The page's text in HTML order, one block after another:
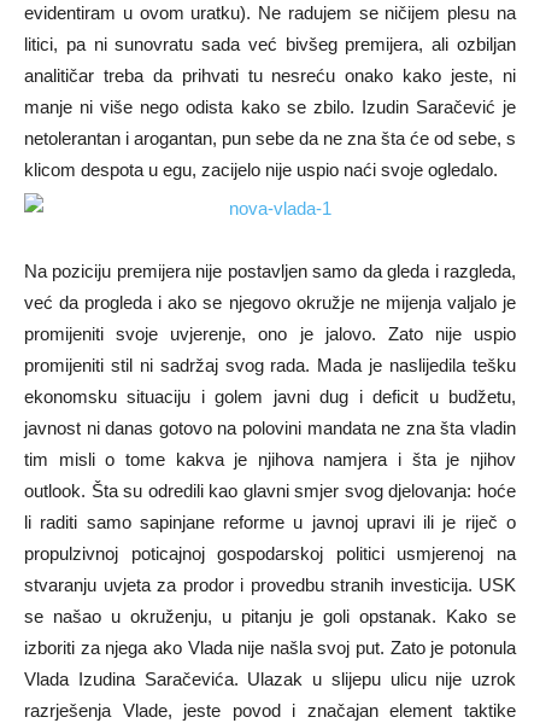
evidentiram u ovom uratku). Ne radujem se ničijem plesu na
litici, pa ni sunovratu sada već bivšeg premijera, ali ozbiljan
analitičar treba da prihvati tu nesreću onako kako jeste, ni
manje ni više nego odista kako se zbilo. Izudin Saračević je
netolerantan i arogantan, pun sebe da ne zna šta će od sebe, s
klicom despota u egu, zacijelo nije uspio naći svoje ogledalo.
Na poziciju premijera nije postavljen samo da gleda i razgleda,
već da progleda i ako se njegovo okružje ne mijenja valjalo je
promijeniti svoje uvjerenje, ono je jalovo. Zato nije uspio
promijeniti stil ni sadržaj svog rada. Mada je naslijedila tešku
ekonomsku situaciju i golem javni dug i deficit u budžetu,
javnost ni danas gotovo na polovini mandata ne zna šta vladin
tim misli o tome kakva je njihova namjera i šta je njihov
outlook. Šta su odredili kao glavni smjer svog djelovanja: hoće
li raditi samo sapinjane reforme u javnoj upravi ili je riječ o
propulzivnoj poticajnoj gospodarskoj politici usmjerenoj na
stvaranju uvjeta za prodor i provedbu stranih investicija. USK
se našao u okruženju, u pitanju je goli opstanak. Kako se
izboriti za njega ako Vlada nije našla svoj put. Zato je potonula
Vlada Izudina Saračevića. Ulazak u slijepu ulicu nije uzrok
razrješenja Vlade, jeste povod i značajan element taktike